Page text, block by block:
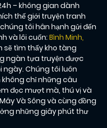
– không gian dành
thế giới truyện tranh
tôi hân hạnh gửi đến
và lôi cuốn: Bình Minh,
sẽ tìm thấy kho tàng
ngàn tựa truyện được
ngày. Chúng tôi luôn
chỉ những câu
đọc mượt mà, thú vị và
Và Sông và cùng đồng
những giây phút thư